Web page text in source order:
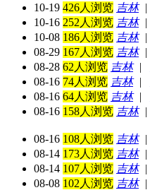
10-19 426人浏览 吉林|
10-16 252人浏览 吉林|
10-08 186人浏览 吉林|
08-29 167人浏览 吉林|
08-28 62人浏览 吉林|
08-16 74人浏览 吉林|
08-16 64人浏览 吉林|
08-16 158人浏览 吉林|
08-16 108人浏览 吉林|
08-14 173人浏览 吉林|
08-14 107人浏览 吉林|
08-08 102人浏览 吉林|